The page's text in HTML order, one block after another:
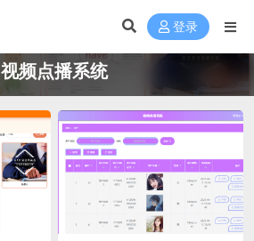
登录
视频点播系统